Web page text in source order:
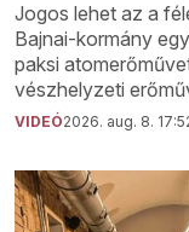
Jogos lehet az a
Bajnai-kormány
paksi
vészhelyzeti
VIDEÓ2026. aug. 8.